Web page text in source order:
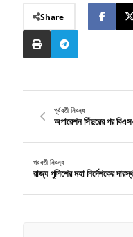
Share
পূর্ববর্তী নিবন্ধ
অপারেশন সিঁদুরের পর
পরবর্তী নিবন্ধ
রাজ্য পুলিশের মহা নির্দেশকের